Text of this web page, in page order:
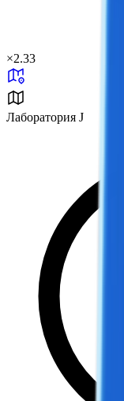
×2.33
Лаборатория J